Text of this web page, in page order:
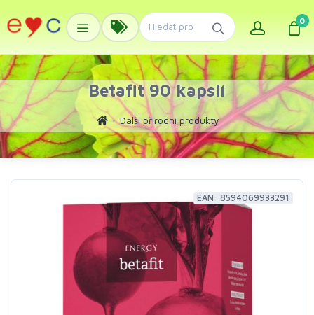
0
Betafit 90 kapslí
Další přírodní produkty
EAN: 8594069933291